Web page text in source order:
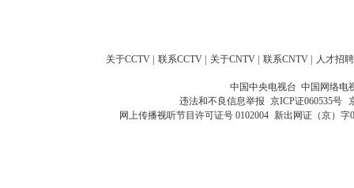
关于CCTV 联系CCTV 关于CNTV 联系CNTV 人才招聘
中国中央电视台 中国网络电
违法和不良信息举报 京ICP证060535号
网上传播视听节目许可证号 0102004 新出网证（京）